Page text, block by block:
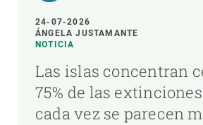
24-07-2026
ÁNGELA JUSTAMANTE
NOTICIA
Las islas concentran
75% de las
cada vez se parecen